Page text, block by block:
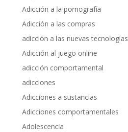
Adicción a la pornografía
Adicción a las compras
adicción a las nuevas tecnologías
Adicción al juego online
adicción comportamental
adicciones
Adicciones a sustancias
Adicciones comportamentales
Adolescencia